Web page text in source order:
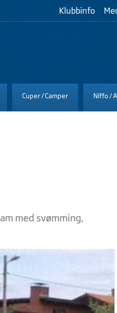
Klubbinfo
Cuper / Camper Niffo /
med svømming,